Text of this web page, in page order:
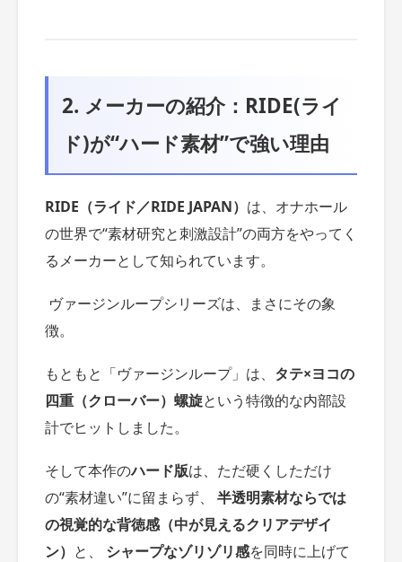
2. メーカーの紹介：RIDE(ライ
ド)が“ハード素材”で強い理由
RIDE（ライド／RIDE JAPAN） は、オナホール
の世界で“素材研究と刺激設計”の両方をやってく
るメーカーとして知られています。
ヴァージンループシリーズは、まさにその象
徴。
もともと「ヴァージンループ」は、 タテ×ヨコの
四重（クローバー）螺旋という特徴的な内部設
計でヒットしました。
そして本作のハード版は、ただ硬くしただけ
の“素材違い”に留まらず、 半透明素材ならでは
の視覚的な背徳感（中が見えるクリアデザイ
ン） と、 シャープなゾリゾリ感を同時に上げて